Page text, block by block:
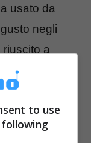
usato da
negli
riuscito a
cioè una
lingua
Il
to use